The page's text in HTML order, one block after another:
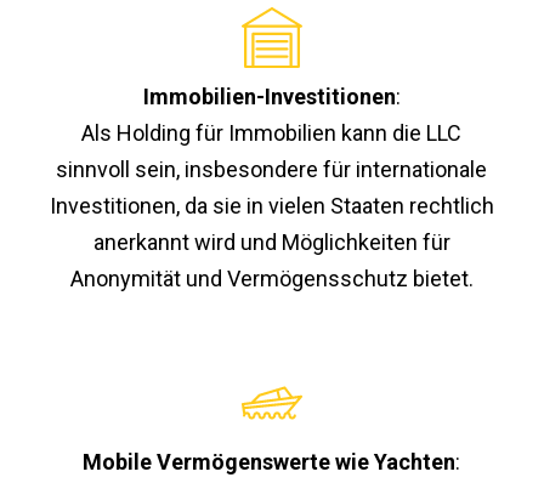
Immobilien-Investitionen:
Als Holding für Immobilien kann die LLC
sinnvoll sein, insbesondere für internationale
Investitionen, da sie in vielen Staaten rechtlich
anerkannt wird und Möglichkeiten für
Anonymität und Vermögensschutz bietet.
Mobile Vermögenswerte wie Yachten: